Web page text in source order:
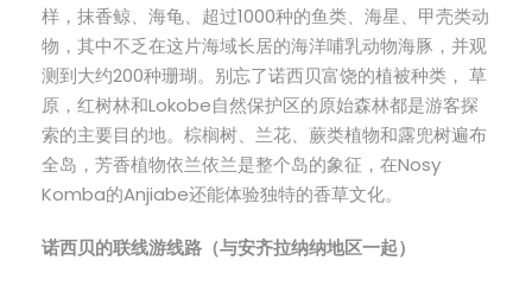
样，抹香鲸、海龟、超过1000种的鱼类、海星、甲壳类动
物，其中不乏在这片海域长居的海洋哺乳动物海豚，并观
测到大约200种珊瑚。别忘了诺西贝富饶的植被种类， 草
原，红树林和Lokobe自然保护区的原始森林都是游客探
索的主要目的地。棕榈树、兰花、蕨类植物和露兜树遍布
全岛，芳香植物依兰依兰是整个岛的象征，在Nosy
Komba的Anjiabe还能体验独特的香草文化。
诺西贝的联线游线路（与安齐拉纳纳地区一起）